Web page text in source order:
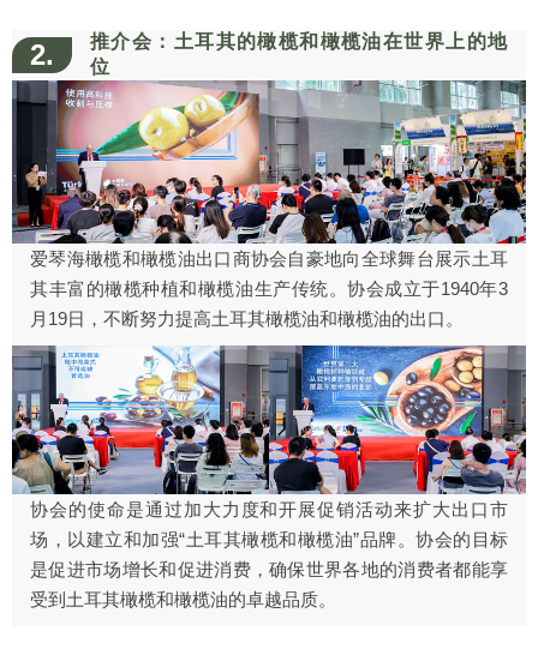
2.
推介会：土耳其的橄榄和橄榄油在世界上的地
位
爱琴海橄榄和橄榄油出口商协会自豪地向全球舞台展示土耳
其丰富的橄榄种植和橄榄油生产传统。协会成立于1940年3
月19日，不断努力提高土耳其橄榄油和橄榄油的出口。
协会的使命是通过加大力度和开展促销活动来扩大出口市
场，以建立和加强“土耳其橄榄和橄榄油”品牌。协会的目标
是促进市场增长和促进消费，确保世界各地的消费者都能享
受到土耳其橄榄和橄榄油的卓越品质。